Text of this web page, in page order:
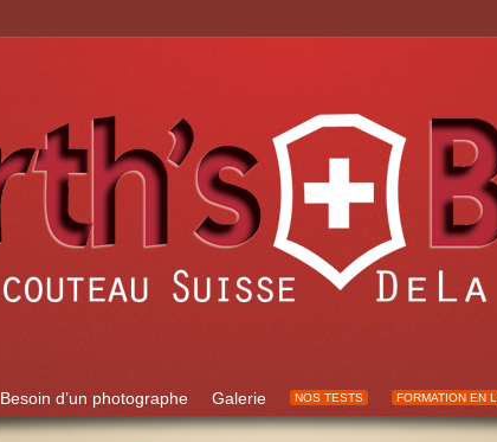
Besoin d’un photographe Galerie NOS TESTS FORMATION EN